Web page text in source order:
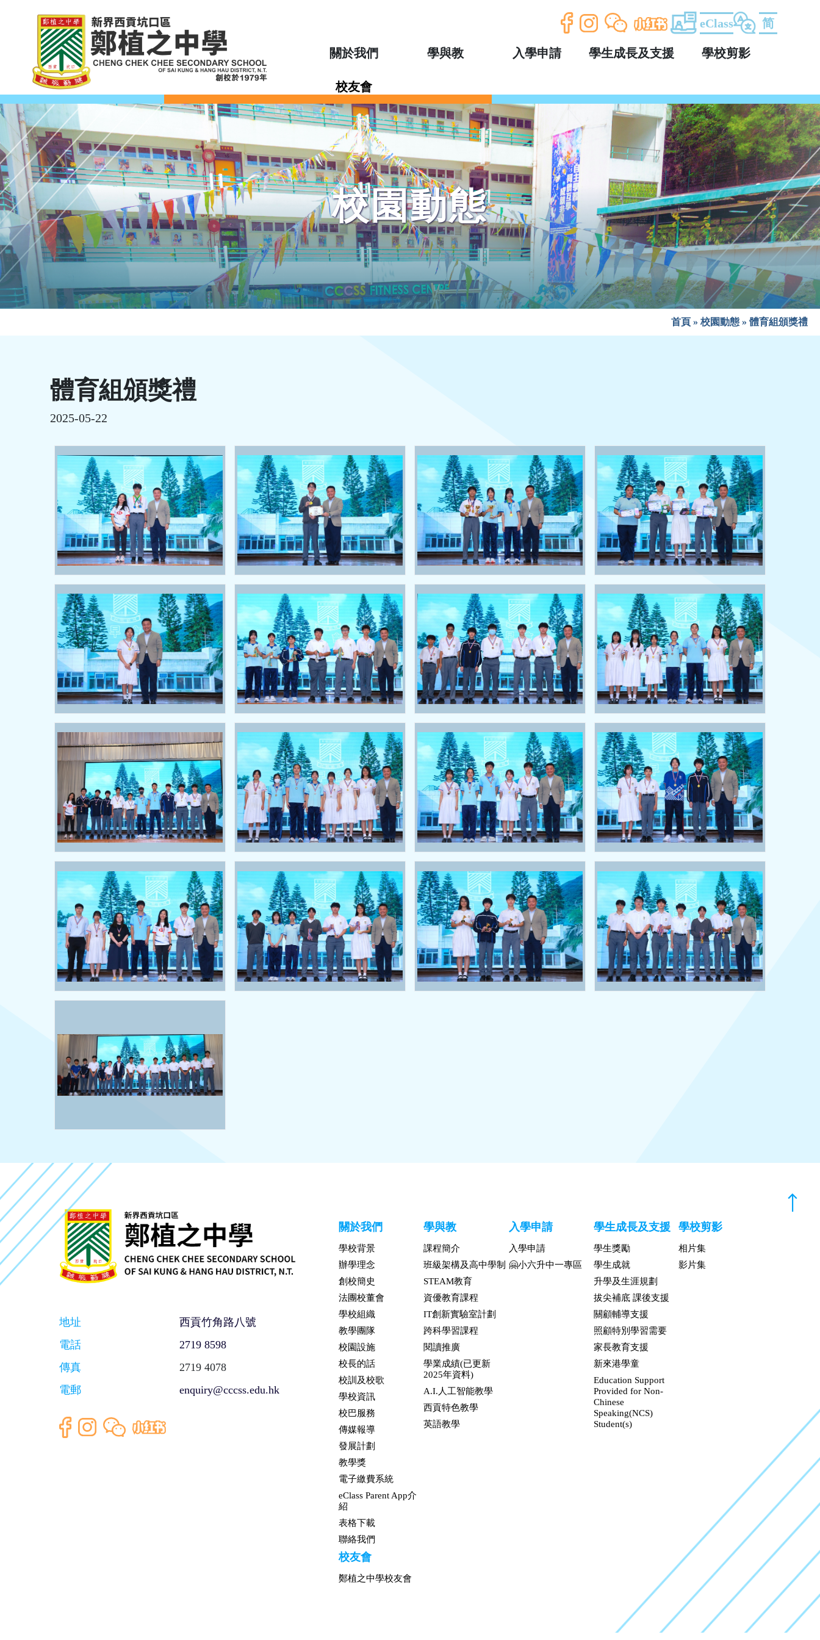
eClass 简
關於我們 學與教 入學申請 學生成長及支援 學校剪影
校友會
校園動態
首頁 » 校園動態 » 體育組頒獎禮
體育組頒獎禮
2025-05-22
地址
西貢竹角路八號
電話
2719 8598
傳真
2719 4078
電郵
enquiry@cccss.edu.hk
關於我們
學校背景
辦學理念
創校簡史
法團校董會
學校組織
教學團隊
校園設施
校長的話
校訓及校歌
學校資訊
校巴服務
傳媒報導
發展計劃
教學獎
電子繳費系統
eClass Parent App介
紹
表格下載
聯絡我們
學與教
課程簡介
班級架構及高中學制
STEAM教育
資優教育課程
IT創新實驗室計劃
跨科學習課程
閱讀推廣
學業成績(已更新
2025年資料)
A.I.人工智能教學
西貢特色教學
英語教學
入學申請
入學申請
🤗小六升中一專區
學生成長及支援
學生獎勵
學生成就
升學及生涯規劃
拔尖補底 課後支援
關顧輔導支援
照顧特別學習需要
家長教育支援
新來港學童
Education Support
Provided for Non-
Chinese
Speaking(NCS)
Student(s)
學校剪影
相片集
影片集
校友會
鄭植之中學校友會